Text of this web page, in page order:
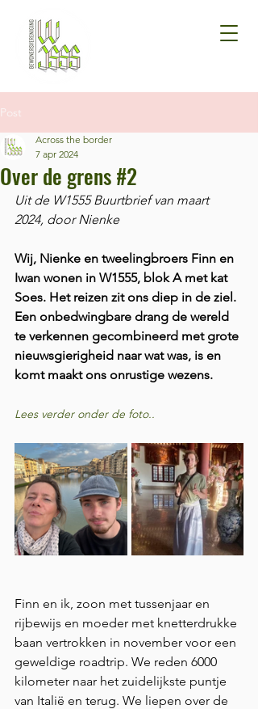
Post
Over de grens #2
Across the border
7 apr 2024
Uit de W1555 Buurtbrief van maart
2024, door Nienke
Wij, Nienke en tweelingbroers Finn en
Iwan wonen in W1555, blok A met kat
Soes. Het reizen zit ons diep in de ziel.
Een onbedwingbare drang de wereld
te verkennen gecombineerd met grote
nieuwsgierigheid naar wat was, is en
komt maakt ons onrustige wezens.
Lees verder onder de foto..
Finn en ik, zoon met tussenjaar en
rijbewijs en moeder met knetterdrukke
baan vertrokken in november voor een
geweldige roadtrip. We reden 6000
kilometer naar het zuidelijkste puntje
van Italië en terug. We liepen over de